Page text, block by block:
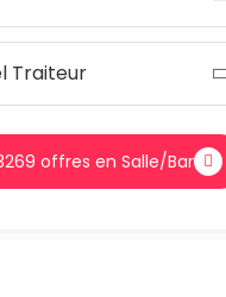
Traiteur
offres en Salle/Bar